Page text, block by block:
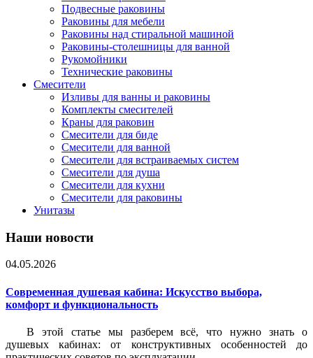
Подвесные раковины
Раковины для мебели
Раковины над стиральной машиной
Раковины-столешницы для ванной
Рукомойники
Технические раковины
Смесители
Изливы для ванны и раковины
Комплекты смесителей
Краны для раковин
Смесители для биде
Смесители для ванной
Смесители для встраиваемых систем
Смесители для душа
Смесители для кухни
Смесители для раковины
Унитазы
Наши новости
04.05.2026
Современная душевая кабина: Искусство выбора,
комфорт и функциональность
В этой статье мы разберем всё, что нужно знать о
душевых кабинах: от конструктивных особенностей до